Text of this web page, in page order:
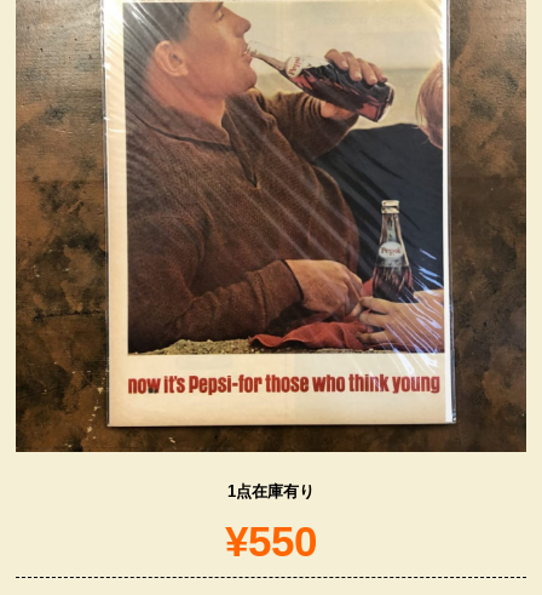
ヴィンテージ・グッズ
LIFE誌 企業広告切り抜き
ファイヤーキング他
コカコーラ・グッズ
カンパニー・グッズ
キャラクター・グッズ
喫煙具
服飾小物雑貨
1点在庫有り
¥550